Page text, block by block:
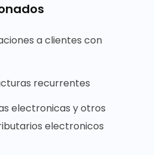
a clientes con
recurrentes
electronicas y otros
electronicos